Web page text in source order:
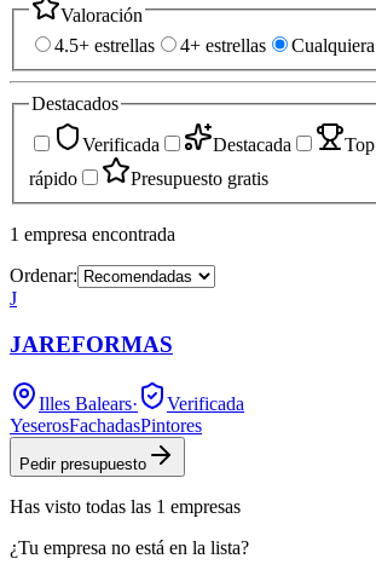
Valoración
4.5+ estrellas
4+ estrellas Cualquiera
Destacados
Verificada
Destacada Top
rápido
Presupuesto gratis
1 empresa encontrada
Ordenar:
J
JAREFORMAS
Illes Balears·
Verificada
YeserosFachadasPintores
Pedir presupuesto
Has visto todas las 1 empresas
¿Tu empresa no está en la lista?